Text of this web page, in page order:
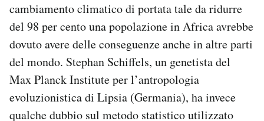
cambiamento climatico di portata tale da ridurre
del 98 per cento una popolazione in Africa avrebbe
dovuto avere delle conseguenze anche in altre parti
del mondo. Stephan Schiffels, un genetista del
Max Planck Institute per l’antropologia
evoluzionistica di Lipsia (Germania), ha invece
qualche dubbio sul metodo statistico utilizzato